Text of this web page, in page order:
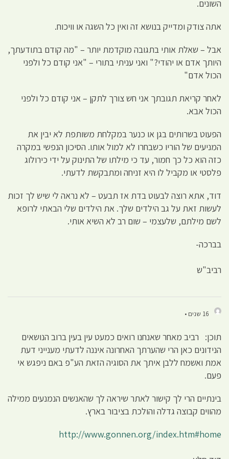
השונים.
אתה צודק ומדייק בנושא זה ואין כל השגה או וויכוח.
אבל – שאלת אותי בתגובה מוקדמת יותר – "מה קודם בתודעתך,
היותך אדם או יהודי?" ואני עניתי בתורי – "אני קודם כל ולפני
הכול אדם"
לאחר קריאת תגובתך אני חש צורך לתקן – אני קודם כל ולפני
הכול אבא.
הפעוט בשרותים בגן או כנער במקלחת משותפת לא יבין את
המניעים של הוריו כשבחרו לא למול אותו. הסיכון הנפשי במקרה
כזה הוא כל כך חמור, עד כי מילתו של התינוק על ידי כירולוג
פלסטי או מקביל לו היא זניחה ומתבקשת לדעתי.
דוד, אתא רוצה לבעוט בדת אז תבעט – לא נראה לי שיש לך זכות
לעשות זאת על גב הילדים שלך. את הילדים שלי הבאתי לרופא
לשם מילתם, שלעצמי – שום רב לא השיא אותי.
בברכה-
רביב"ש
16 שנים •
תוכן: רביב מאחר שאנחנו רואים כמעט עין בעין ברוב הנושאים
הנידונים כאן הרי שהערתך האחרונה איננה לדעתי מענייני דעת
אמת ואשמח ללבן איתך את הסוגיה הזאת הע"פ באם ניפגש אי
פעם.
בינתיים הרי לך קישור לאתר שיראה לך שהאנשים הנמנעים ממילה
מהווים קבוצה גדלה והולכת בציבור בארץ.
http://www.gonnen.org/index.htm#home